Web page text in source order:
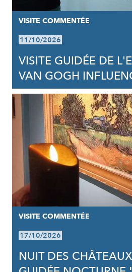
VISITE COMMENTÉE
11/10/2026
VISITE GUIDÉE DE
VAN GOGH
VISITE COMMENTÉE
17/10/2026
NUIT DES